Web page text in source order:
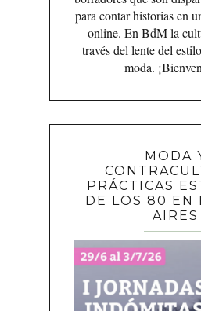
para contar historias en
online. En BdM la
través del lente del
moda.
MODA
PRÁCTICAS
DE LOS 80 EN
AIRES